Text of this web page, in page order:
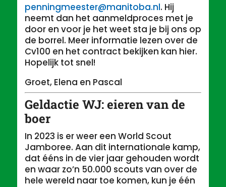
penningmeester@manitoba.nl. Hij
neemt dan het aanmeldproces met je
door en voor je het weet sta je bij ons op
de borrel. Meer informatie lezen over de
Cv100 en het contract bekijken kan hier.
Hopelijk tot snel!
Groet, Elena en Pascal
Geldactie WJ: eieren van de
boer
In 2023 is er weer een World Scout
Jamboree. Aan dit internationale kamp,
dat ééns in de vier jaar gehouden wordt
en waar zo’n 50.000 scouts van over de
hele wereld naar toe komen, kun je één